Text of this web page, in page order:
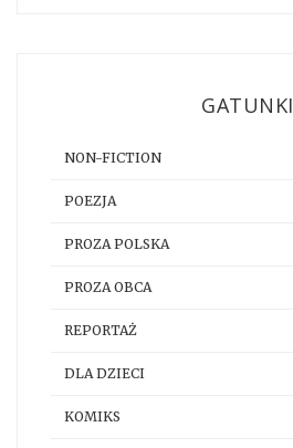
GATUNKI
NON-FICTION
POEZJA
PROZA POLSKA
PROZA OBCA
REPORTAŻ
DLA DZIECI
KOMIKS